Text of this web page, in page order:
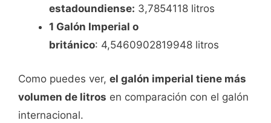
estadoundiense: 3,7854118 litros
1 Galón Imperial o
británico: 4,5460902819948 litros
Como puedes ver, el galón imperial tiene más
volumen de litros en comparación con el galón
internacional.